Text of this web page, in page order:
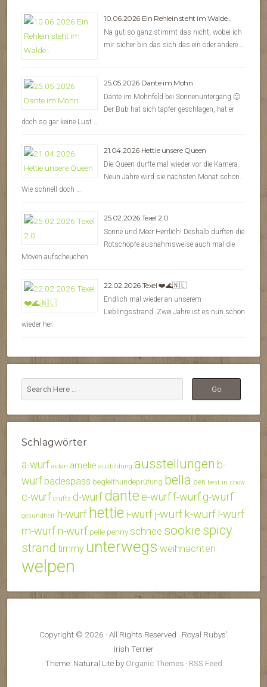
10.06.2026 Ein Rehlein steht im Walde…
Na gut so ganz stimmt das nicht, wobei ich
mir sicher bin das sich das ein oder andere …
25.05.2026 Dante im Mohn
Dante im Mohnfeld bei Sonnenuntergang 🙂
Der Bub hat sich tapfer geschlagen, hat er
doch so gar keine Lust …
21.04.2026 Hettie unsere Queen
Die Queen durfte mal wieder vor die Kamera.
Neun Jahre wird sie nächsten Monat schon.
Wie schnell doch …
25.02.2026 Texel 2.0
Sonne und Meer Herrlich! Deshalb durften die
Rotschöpfe ausnahmsweise auch mal die
Möven aufscheuchen
22.02.2026 Texel ❤️🌊🇳🇱
Endlich mal wieder an unserem
Lieblingsstrand. Zwei Jahre ist es nun schon
wieder her.
Schlagwörter
a-wurf aidan amelie ausbildung ausstellungen b-
wurf badespass begleithundeprüfung bella ben best in show
c-wurf crufts d-wurfdante e-wurff-wurfg-wurf
gesundheit h-wurf hettiei-wurfj-wurfk-wurf l-wurf
m-wurfn-wurf pelle pennyschnee sookie spicy
strand timmy unterwegs weihnachten
welpen
Copyright © 2026 · All Rights Reserved · Royal Rubys'
Irish Terrier
Theme: Natural Lite by Organic Themes · RSS Feed